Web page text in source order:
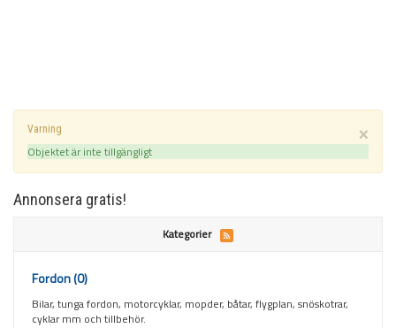
×
Varning
Objektet är inte tillgängligt
Annonsera gratis!
Kategorier
Fordon(0)
Bilar, tunga fordon, motorcyklar, mopder, båtar, flygplan, snöskotrar,
cyklar mm och tillbehör.